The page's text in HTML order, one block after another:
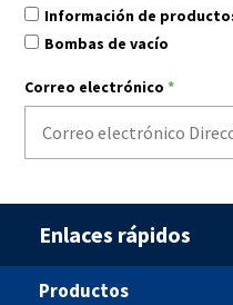
Información de
Bombas de vacío
Correo electrónico *
Enlaces rápidos
Productos